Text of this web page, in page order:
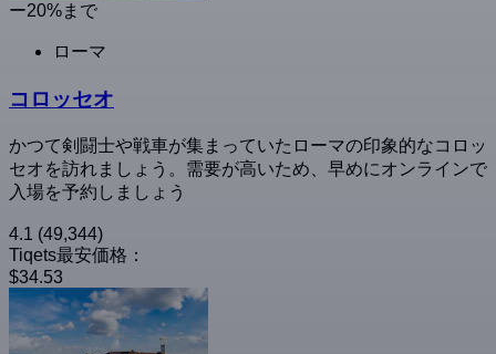
ー20%まで
ローマ
コロッセオ
かつて剣闘士や戦車が集まっていたローマの印象的なコロッ
セオを訪れましょう。需要が高いため、早めにオンラインで
入場を予約しましょう
4.1 (49,344)
Tiqets最安価格：
$34.53